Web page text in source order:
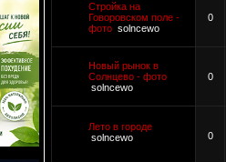
Стройка на
Говоровском поле -
фото solncewo
0
Новый рынок в
Солнцево - фото
solncewo
0
Лето в городе
solncewo
0